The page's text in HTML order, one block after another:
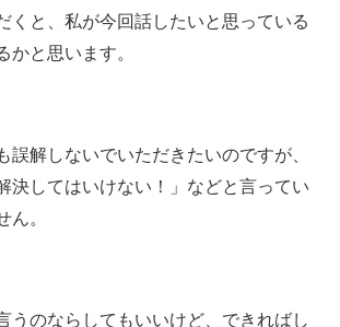
くと、私が今回話したいと思っている
かと思います。
誤解しないでいただきたいのですが、
決してはいけない！」などと言ってい
ん。
うのならしてもいいけど、できればし